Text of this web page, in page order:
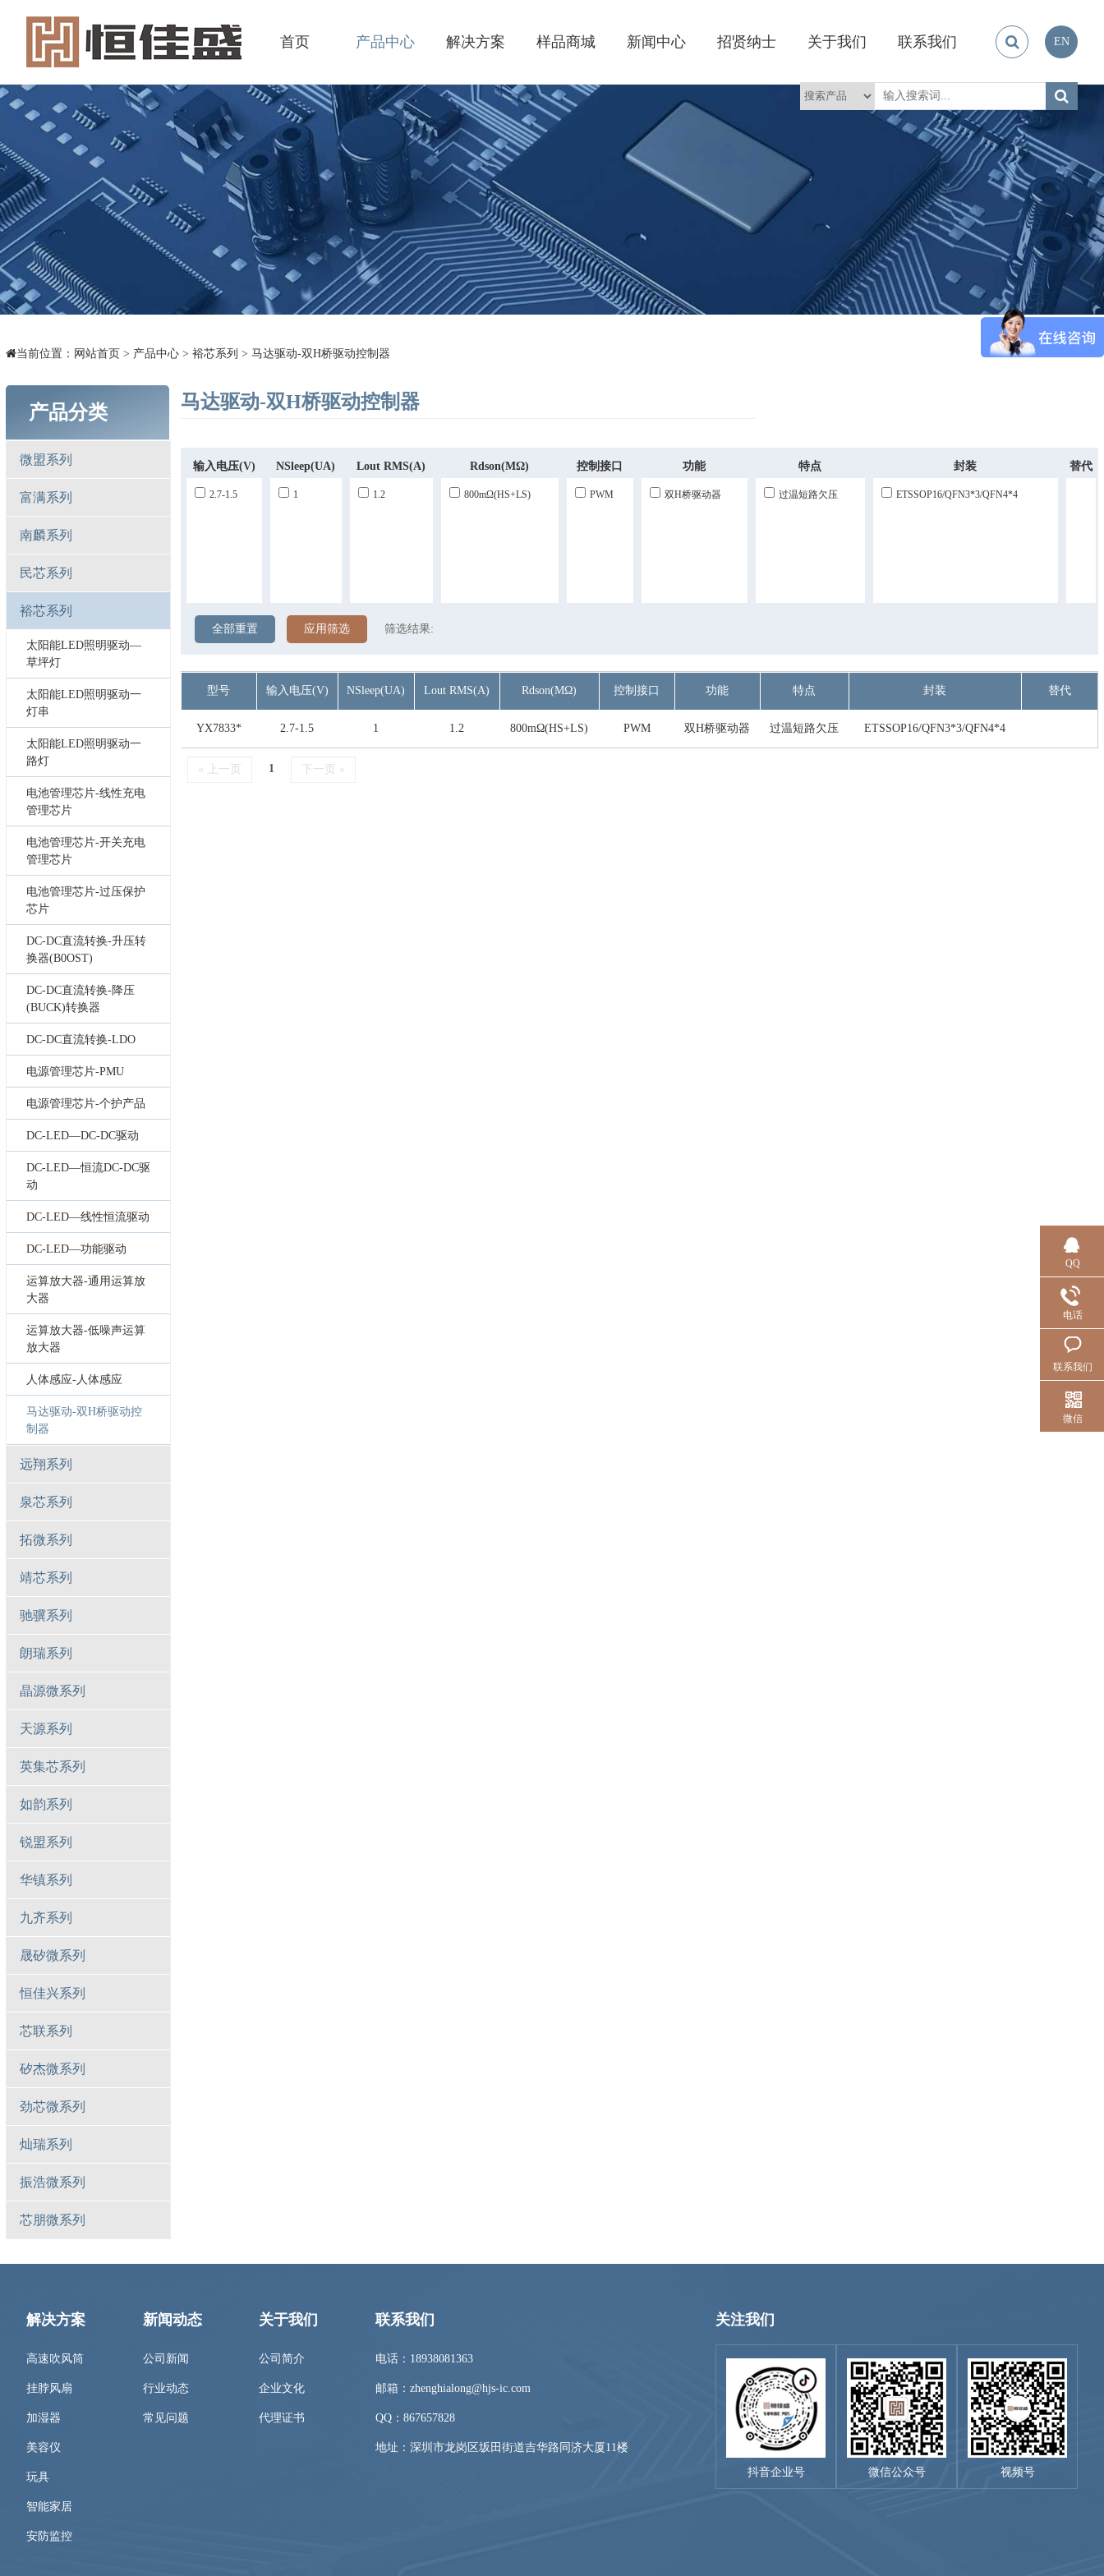
EN
首页 产品中心 解决方案 样品商城 新闻中心 招贤纳士 关于我们 联系我们
当前位置： 网站首页 > 产品中心> 裕芯系列 > 马达驱动-双H桥驱动控制器
产品分类
微盟系列
富满系列
南麟系列
民芯系列
裕芯系列
太阳能LED照明驱动—
草坪灯
太阳能LED照明驱动一
灯串
太阳能LED照明驱动一
路灯
电池管理芯片-线性充电
管理芯片
电池管理芯片-开关充电
管理芯片
电池管理芯片-过压保护
芯片
DC-DC直流转换-升压转
换器(B0OST)
DC-DC直流转换-降压
(BUCK)转换器
DC-DC直流转换-LDO
电源管理芯片-PMU
电源管理芯片-个护产品
DC-LED—DC-DC驱动
DC-LED—恒流DC-DC驱
动
DC-LED—线性恒流驱动
DC-LED—功能驱动
运算放大器-通用运算放
大器
运算放大器-低噪声运算
放大器
人体感应-人体感应
马达驱动-双H桥驱动控
制器
远翔系列
泉芯系列
拓微系列
靖芯系列
驰骥系列
朗瑞系列
晶源微系列
天源系列
英集芯系列
如韵系列
锐盟系列
华镇系列
九齐系列
晟矽微系列
恒佳兴系列
芯联系列
矽杰微系列
劲芯微系列
灿瑞系列
振浩微系列
芯朋微系列
马达驱动-双H桥驱动控制器
输入电压(V) NSleep(uA) Lout RMS(A) Rdson(mΩ) 控制接口 功能 特点 封装 替代
2.7-1.5 1 1.2 800mΩ(HS+LS) PWM 双H桥驱动器 过温短路欠压 ETSSOP16/QFN3*3/QFN4*4
全部重置 应用筛选 筛选结果:
型号 输入电压(V) NSleep(uA) Lout RMS(A) Rdson(mΩ) 控制接口 功能 特点 封装 替代
YX7833* 2.7-1.5 1 1.2 800mΩ(HS+LS) PWM 双H桥驱动器 过温短路欠压 ETSSOP16/QFN3*3/QFN4*4
« 上一页 1 下一页 »
解决方案
高速吹风筒
挂脖风扇
加湿器
美容仪
玩具
智能家居
安防监控
新闻动态
公司新闻
行业动态
常见问题
关于我们
公司简介
企业文化
代理证书
联系我们
电话：18938081363
邮箱：zhenghialong@hjs-ic.com
QQ： 867657828
地址：深圳市龙岗区坂田街道吉华路同济大厦11楼
关注我们
抖音企业号 微信公众号 视频号
QQ
电话
联系我们
微信